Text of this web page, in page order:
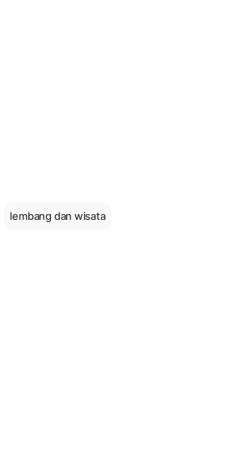
lembang dan wisata